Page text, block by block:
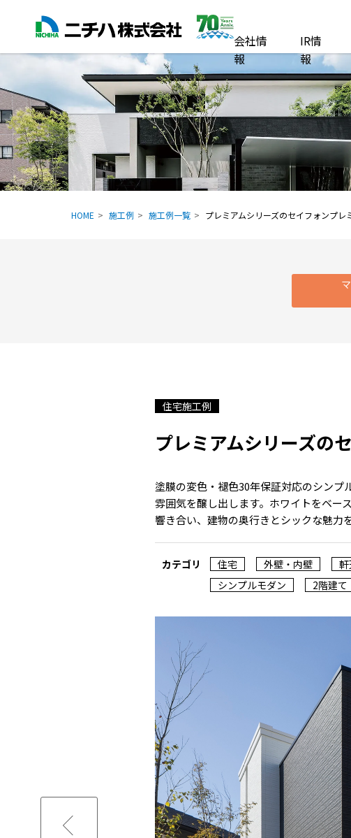
会社情
報
IR情
報
HOME 施工例 施工例一覧 プレミアムシリーズのセイフォンプレ
住宅施工例
プレミアムシリーズの
塗膜の変色・褪色30年保証対応のシン
雰囲気を醸し出します。ホワイトをベー
響き合い、建物の奥行きとシックな魅力
カテゴリ 住宅 外壁・内壁 軒
シンプルモダン
2階建て